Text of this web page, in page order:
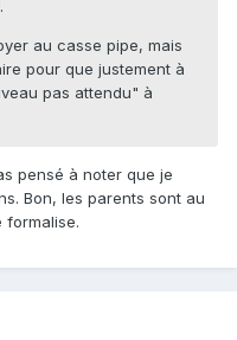
au casse pipe, mais
pour que justement à
pas attendu" à
pensé à noter que je
Bon, les parents sont au
formalise.